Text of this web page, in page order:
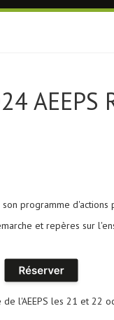
AEEPS
programme
et repères sur
l'AEEPS les 21 et 22